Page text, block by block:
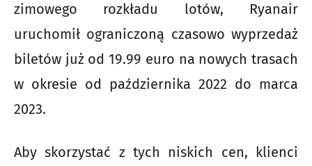
zimowego rozkładu lotów, Ryanair
uruchomił ograniczoną czasowo wyprzedaż
biletów już od 19.99 euro na nowych trasach
w okresie od października 2022 do marca
2023.
Aby skorzystać z tych niskich cen, klienci